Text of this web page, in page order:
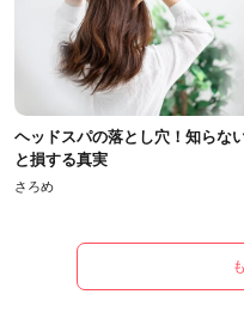
ヘッドスパの落とし穴！知らな
と損する真実
さろめ